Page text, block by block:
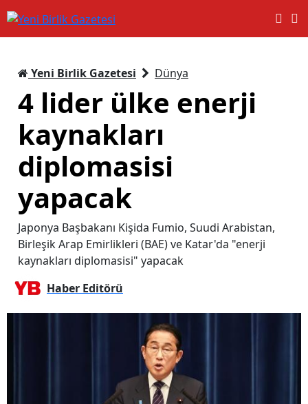
Yeni Birlik Gazetesi Dünya
4 lider ülke enerji
kaynakları
diplomasisi
yapacak
Japonya Başbakanı Kişida Fumio, Suudi Arabistan,
Birleşik Arap Emirlikleri (BAE) ve Katar'da "enerji
kaynakları diplomasisi" yapacak
Haber Editörü